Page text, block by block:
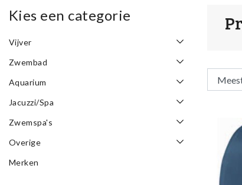
Kies een categorie
Vijver
Zwembad
Aquarium
Jacuzzi/Spa
Zwemspa's
Overige
Merken